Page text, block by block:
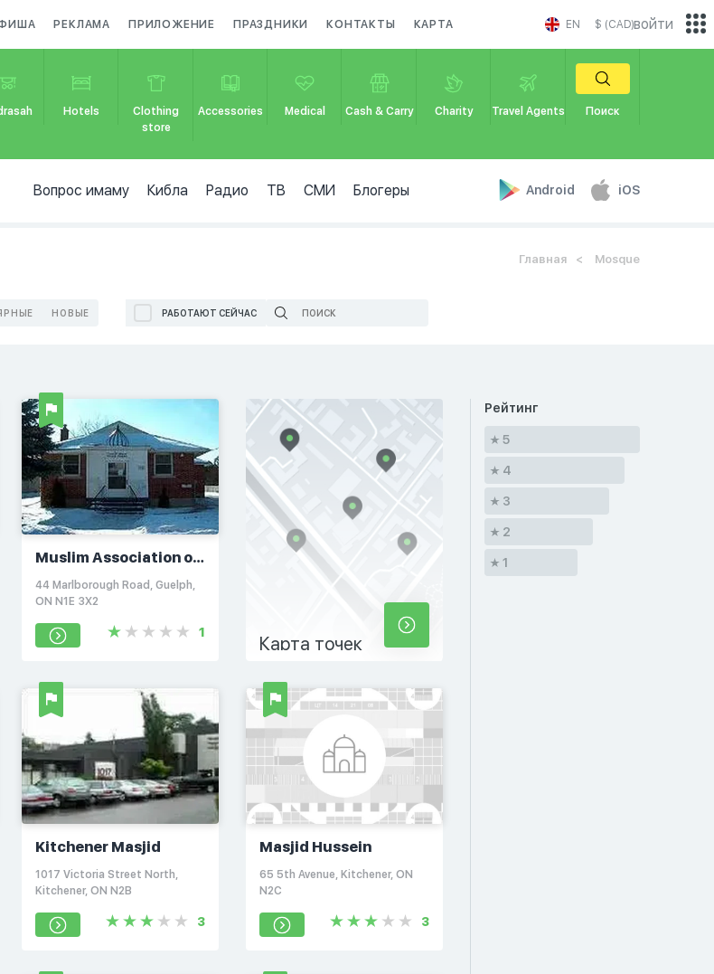
РЕКЛАМА ПРИЛОЖЕНИЕ ПРАЗДНИКИ КОНТАКТЫ КАРТА EN $ (CAD)
Hotels
Clothing
store
Accessories Medical Cash & Carry Charity Travel Agents Поиск
Вопрос имаму Кибла Радио ТВ СМИ Блогеры Android iOS
войти
Главная Mosque
НОВЫЕ РАБОТАЮТ СЕЙЧАС
Muslim Association of
Canada
44 Marlborough Road, Guelph,
ON N1E 3X2
1
Карта точек
Kitchener Masjid
1017 Victoria Street North,
Kitchener, ON N2B
3
Masjid Hussein
65 5th Avenue, Kitchener, ON
N2C
3
Рейтинг
5
4
3
2
1